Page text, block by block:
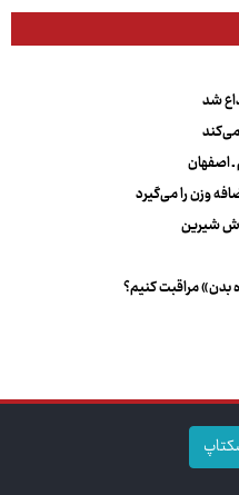
شد
اصفهان
شیرین
بدن» مراقبت کنیم؟